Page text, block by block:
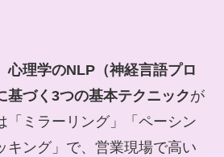
心理学のNLP（神経言語プロ
基づく3つの基本テクニックが
「ミラーリング」「ペーシン
キング」で、営業現場で高い